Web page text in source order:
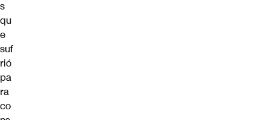
s
qu
e
suf
rió
pa
ra
co